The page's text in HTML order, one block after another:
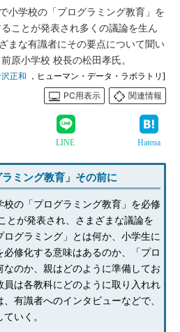
小学校の「プログラミング教育」を
ことが発表され多くの議論を生ん
まな有識者にその要点について聞い
原小学校 校長の松田孝氏。
沢正和 ，ヒューマン・データ・ラボラトリ]
PC用表示
関連情報
LINE Hatena
ミング教育」その前に
の「プログラミング教育」を必修
とが発表され、さまざまな議論を
グラミング」とは何か、小学生に
必修化する意味はあるのか、「プロ
のか、親はどのように準備してお
員は各教科にどのように取り入れれ
、有識者へのインタビューなどで、
いく。